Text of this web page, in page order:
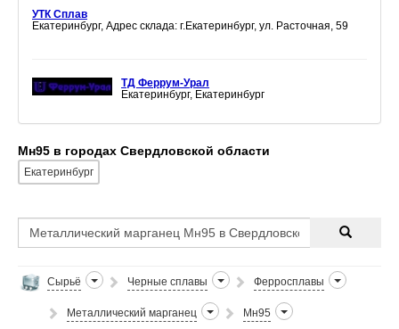
УТК Сплав
Екатеринбург, Адрес склада: г.Екатеринбург, ул. Расточная, 59
ТД Феррум-Урал
Екатеринбург, Екатеринбург
Мн95 в городах Свердловской области
Екатеринбург
Сырьё Черные сплавы Ферросплавы
Металлический марганец Мн95